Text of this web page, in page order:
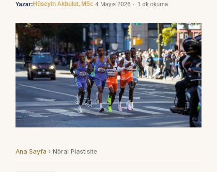
Yazar: Hüseyin Akbulut, MSc 4 Mayıs 2026 1 dk okuma
Ana Sayfa › Nöral Plastisite